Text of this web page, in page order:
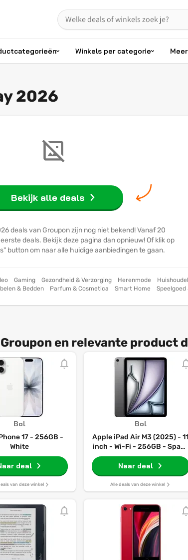
Winkels per categorie
2026
Bekijk alle deals
deals van Groupon zijn nog niet bekend! Vanaf 20
deals. Bekijk deze pagina dan opnieuw! Of klik op
button om naar alle huidige aanbiedingen te gaan.
Gaming Gezondheid & Verzorging Herenmode
& Bedden Parfum & Cosmetica Smart Home Speelgoed
en relevante product
Bol
17 - 256GB -
White
deal
van deze winkel
Bol
Apple iPad Air M3 (2025) - 11
inch - Wi-Fi - 256GB - Space
Grey - 7e generatie
Naar deal
Alle deals van deze winkel